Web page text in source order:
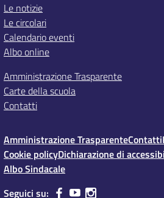
Le notizie
Le circolari
Calendario eventi
Albo online
Amministrazione Trasparente
Carte della scuola
Contatti
Amministrazione TrasparenteContatti
Cookie policyDichiarazione di
Albo Sindacale
Seguici su: